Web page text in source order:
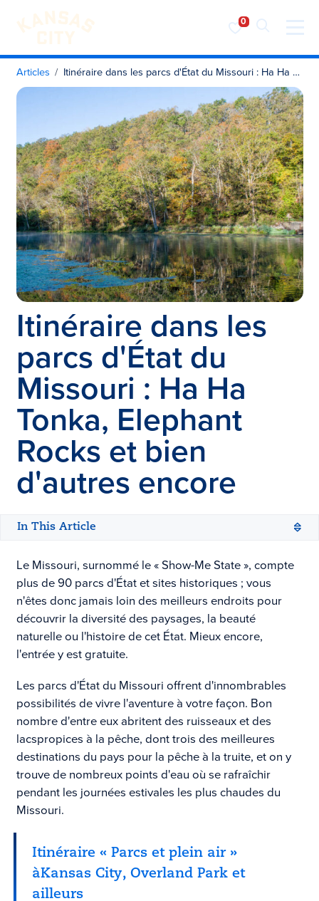
Visiter KC
Skip to content
Articles Itinéraire dans les parcs d'État du Missouri : Ha Ha Tonka, Elephant Rocks et bien d'autres encore
Itinéraire dans les
parcs d'État du
Missouri : Ha Ha
Tonka, Elephant
Rocks et bien
d'autres encore
In This Article
Le Missouri, surnommé le « Show-Me State », compte
plus de 90 parcs d'État et sites historiques ; vous
n'êtes donc jamais loin des meilleurs endroits pour
découvrir la diversité des paysages, la beauté
naturelle ou l'histoire de cet État. Mieux encore,
l'entrée y est gratuite.
Les parcs d'État du Missouri offrent d'innombrables
possibilités de vivre l'aventure à votre façon. Bon
nombre d'entre eux abritent des ruisseaux et des
lacspropices à la pêche, dont trois des meilleures
destinations du pays pour la pêche à la truite, et on y
trouve de nombreux points d'eau où se rafraîchir
pendant les journées estivales les plus chaudes du
Missouri.
Itinéraire « Parcs et plein air »
àKansas City, Overland Park et
ailleurs